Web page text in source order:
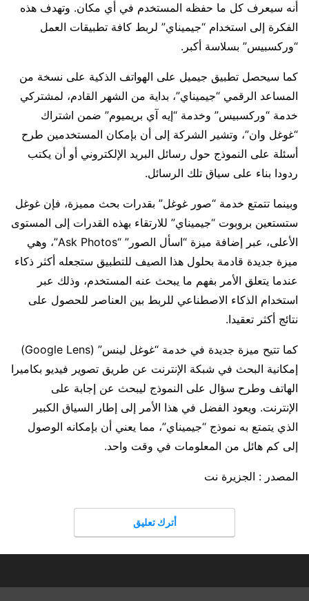
أنه سيعرف كل ما حفظه المستخدم في أي مكان. وتهدف هذه
الفكرة إلى استخدام “جيميناي” لربط كافة تطبيقات العمل
“وركسبيس” بسلاسة أكبر.
كما سيحصل تطبيق جيميل على الهواتف الذكية على نسخة من
المساعد الرقمي “جيميناي”، بداية من الشهر القادم، لمشتركي
خدمة “وركسبيس” وخدمة “إيه آي بريميوم” ضمن اشتراك
“غوغل وان”، وتشير الشركة إلى أن بإمكان المستخدمين طرح
أسئلة على النموذج حول رسائل البريد الإلكتروني أو أن يكتب
ردودا بناء على سياق تلك الرسائل.
وبينما تتمتع خدمة “صور غوغل” بقدرات بحث مميزة، فإن غوغل
ستستعين بروبوت “جيميناي” للارتقاء بهذه القدرات إلى المستوى
الأعلى، عبر إضافة ميزة “اسأل الصور” “Ask Photos”، وهي
ميزة جديدة قادمة بحلول هذا الصيف للتطبيق ستجعله أكثر ذكاء
عندما يتعلق الأمر بفهم ما يبحث عنه المستخدم، وذلك عبر
استخدام الذكاء الاصطناعي للربط بين العناصر للحصول على
نتائج أكثر تعقيدا.
كما تتيح ميزة جديدة في خدمة “غوغل لينس” (Google Lens)
إمكانية البحث في شبكة الإنترنت عن طريق تصوير فيديو بكاميرا
الهاتف وطرح سؤال على النموذج ليبحث عن إجابة على
الإنترنت. ويعود الفضل في هذا الأمر إلى إطار السياق الكبير
الذي يتمتع به نموذج “جيميناي”، مما يعني أن بإمكانه الوصول
إلى كم هائل من المعلومات في وقت واحد.
المصدر : الجزيرة نت
أترك تعليق